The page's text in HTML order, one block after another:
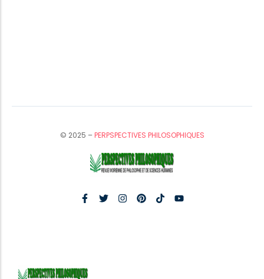
© 2025 –PERPSPECTIVES PHILOSOPHIQUES